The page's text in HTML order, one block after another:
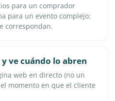
para un comprador
para un evento complejo:
correspondan.
ve cuándo lo abren
web en directo (no un
momento en que el cliente